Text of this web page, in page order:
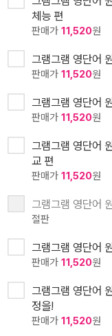
체능 편
판매가 11,520원
그램그램 영단어
판매가 11,520원
그램그램 영단어
판매가 11,520원
그램그램 영단어
교 편
판매가 11,520원
그램그램 영단어
절판
그램그램 영단어
판매가 11,520원
그램그램 영단어
정을!
판매가 11,520원